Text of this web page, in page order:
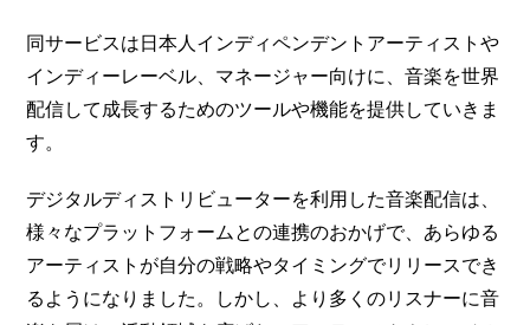
同サービスは日本人インディペンデントアーティストや
インディーレーベル、マネージャー向けに、音楽を世界
配信して成長するためのツールや機能を提供していきま
す。
デジタルディストリビューターを利用した音楽配信は、
様々なプラットフォームとの連携のおかげで、あらゆる
アーティストが自分の戦略やタイミングでリリースでき
るようになりました。しかし、より多くのリスナーに音